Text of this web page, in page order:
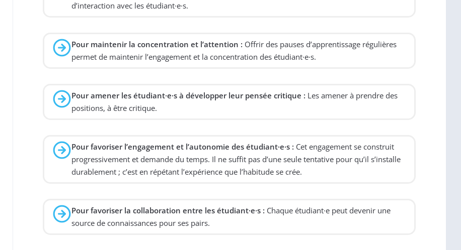
d’interaction avec les étudiant·e·s.
Pour maintenir la concentration et l’attention : Offrir des pauses d’apprentissage régulières
permet de maintenir l’engagement et la concentration des étudiant·e·s.
Pour amener les étudiant·e·s à développer leur pensée critique : Les amener à prendre des
positions, à être critique.
Pour favoriser l’engagement et l’autonomie des étudiant·e·s : Cet engagement se construit
progressivement et demande du temps. Il ne suffit pas d’une seule tentative pour qu’il s’installe
durablement ; c’est en répétant l’expérience que l’habitude se crée.
Pour favoriser la collaboration entre les étudiant·e·s : Chaque étudiant·e peut devenir une
source de connaissances pour ses pairs.